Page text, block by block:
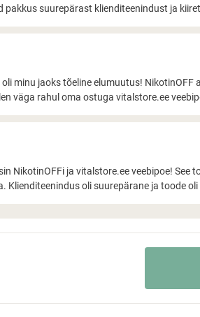
pakkus suurepärast klienditeenindust ja
minu jaoks tõeline elumuutus!
väga rahul oma ostuga vitalstore.ee
NikotinOFFi ja vitalstore.ee veebipoe! See
Klienditeenindus oli suurepärane ja toode